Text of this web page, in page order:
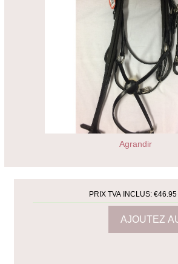
Agrandir
PRIX TVA INCLUS:€46.95